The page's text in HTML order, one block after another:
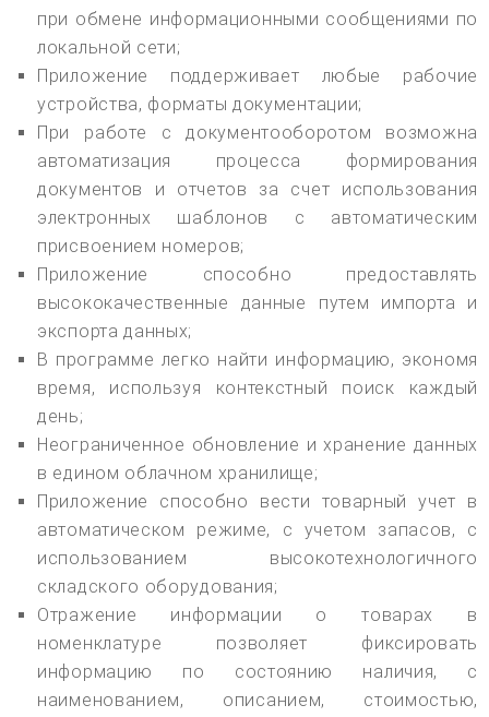
при обмене информационными сообщениями по
локальной сети;
Приложение поддерживает любые рабочие
устройства, форматы документации;
При работе с документооборотом возможна
автоматизация процесса формирования
документов и отчетов за счет использования
электронных шаблонов с автоматическим
присвоением номеров;
Приложение способно предоставлять
высококачественные данные путем импорта и
экспорта данных;
В программе легко найти информацию, экономя
время, используя контекстный поиск каждый
день;
Неограниченное обновление и хранение данных
в едином облачном хранилище;
Приложение способно вести товарный учет в
автоматическом режиме, с учетом запасов, с
использованием высокотехнологичного
складского оборудования;
Отражение информации о товарах в
номенклатуре позволяет фиксировать
информацию по состоянию наличия, с
наименованием, описанием, стоимостью,